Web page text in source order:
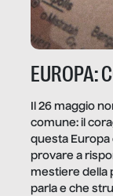
EUROPA:
Il 26 maggio
comune: il
questa Europa
provare a
mestiere della
parla e che